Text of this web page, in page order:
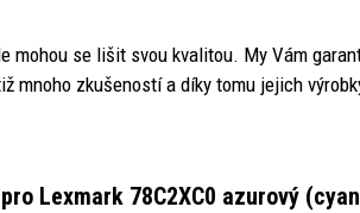
mohou se lišit svou kvalitou. My Vám
mnoho zkušeností a díky tomu jejich
Lexmark 78C2XC0 azurový